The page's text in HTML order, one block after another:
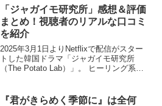
ためとも、過去のある出来事に対する復
讐ともとれる、極めて...
「ジャガイモ研究所」感想＆評価
まとめ！視聴者のリアルな口コミ
を紹介
2025年3月1日よりNetflixで配信がスター
トした韓国ドラマ「ジャガイモ研究所
（The Potato Lab）」。 ヒーリング系ラ
ニークなストーリーが注目されていま...
『君がきらめく季節に』は全何